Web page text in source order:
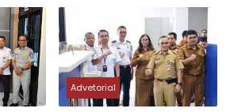
Advetorial